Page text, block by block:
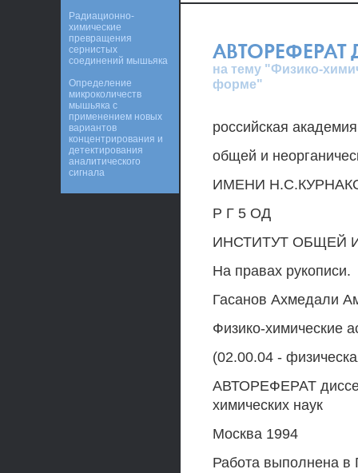
АВТОРЕФЕРАТ
на тему "Физико-
форме"
российская
общей и
ИМЕНИ
Р Г 5 ОД
ИНСТИТУТ ОБЩЕЙ
На правах рукописи.
Гасанов Ахмедали
Физико-химические
(02.00.04 -
АВТОРЕФЕРАТ
химических наук
Москва 1994
Работа выполнена в
Радиационно-
химические
превращения
сернистых
соединений мышьяка
Определение
микроколичеств
мышьяка с
применением новых
вариантов
концентрирования и
детектирования
аналитического
сигнала